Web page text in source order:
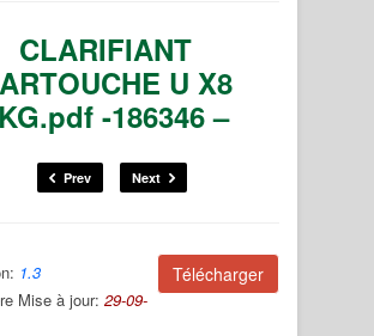
CLARIFIANT
U X8
-186346 –
Prev Next
Télécharger
1.3
Mise à jour: 29-09-